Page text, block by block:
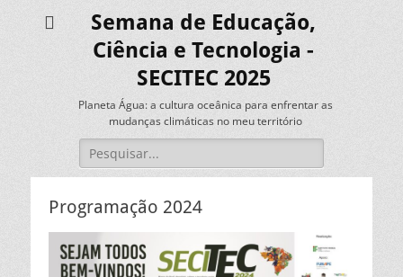
Semana de Educação,
Ciência e Tecnologia -
SECITEC 2025
Planeta Água: a cultura oceânica para enfrentar as
mudanças climáticas no meu território
Pesquisar
por:
Programação 2024